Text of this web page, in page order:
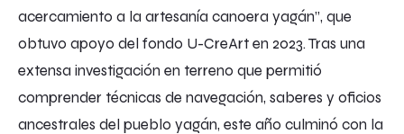
acercamiento a la artesanía canoera yagán”, que
obtuvo apoyo del fondo U-CreArt en 2023. Tras una
extensa investigación en terreno que permitió
comprender técnicas de navegación, saberes y oficios
ancestrales del pueblo yagán, este año culminó con la